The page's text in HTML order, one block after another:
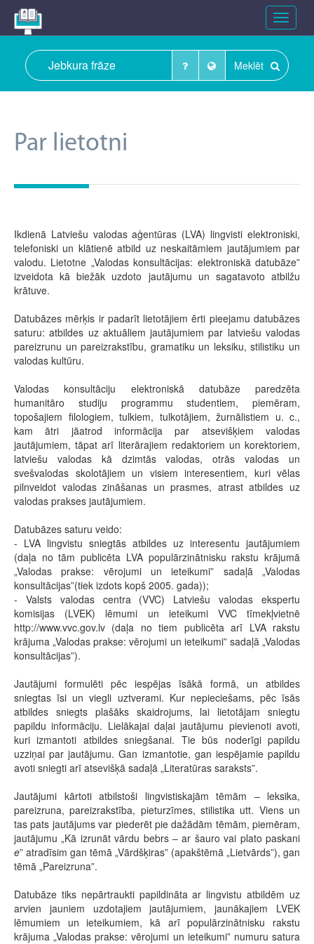
Toggle
Meklēt
Par lietotni
Ikdienā Latviešu valodas aģentūras (LVA) lingvisti elektroniski,
telefoniski un klātienē atbild uz neskaitāmiem jautājumiem par
valodu. Lietotne „Valodas konsultācijas: elektroniskā datubāze”
izveidota kā biežāk uzdoto jautājumu un sagatavoto atbilžu
krātuve.
Datubāzes mērķis ir padarīt lietotājiem ērti pieejamu datubāzes
saturu: atbildes uz aktuāliem jautājumiem par latviešu valodas
pareizrunu un pareizrakstību, gramatiku un leksiku, stilistiku un
valodas kultūru.
Valodas konsultāciju elektroniskā datubāze paredzēta
humanitāro studiju programmu studentiem, piemēram,
topošajiem filologiem, tulkiem, tulkotājiem, žurnālistiem u. c.,
kam ātri jāatrod informācija par atsevišķiem valodas
jautājumiem, tāpat arī literārajiem redaktoriem un korektoriem,
latviešu valodas kā dzimtās valodas, otrās valodas un
svešvalodas skolotājiem un visiem interesentiem, kuri vēlas
pilnveidot valodas zināšanas un prasmes, atrast atbildes uz
valodas prakses jautājumiem.
Datubāzes saturu veido:
- LVA lingvistu sniegtās atbildes uz interesentu jautājumiem
(daļa no tām publicēta LVA populārzinātnisku rakstu krājumā
„Valodas prakse: vērojumi un ieteikumi” sadaļā „Valodas
konsultācijas”(tiek izdots kopš 2005. gada));
- Valsts valodas centra (VVC) Latviešu valodas ekspertu
komisijas (LVEK) lēmumi un ieteikumi VVC tīmekļvietnē
http://www.vvc.gov.lv (daļa no tiem publicēta arī LVA rakstu
krājuma „Valodas prakse: vērojumi un ieteikumi” sadaļā „Valodas
konsultācijas”).
Jautājumi formulēti pēc iespējas īsākā formā, un atbildes
sniegtas īsi un viegli uztverami. Kur nepieciešams, pēc īsās
atbildes sniegts plašāks skaidrojums, lai lietotājam sniegtu
papildu informāciju. Lielākajai daļai jautājumu pievienoti avoti,
kuri izmantoti atbildes sniegšanai. Tie būs noderīgi papildu
uzziņai par jautājumu. Gan izmantotie, gan iespējamie papildu
avoti sniegti arī atsevišķā sadaļā „Literatūras saraksts”.
Jautājumi kārtoti atbilstoši lingvistiskajām tēmām – leksika,
pareizruna, pareizrakstība, pieturzīmes, stilistika utt. Viens un
tas pats jautājums var piederēt pie dažādām tēmām, piemēram,
jautājumu „Kā izrunāt vārdu bebrs – ar šauro vai plato paskani
e” atradīsim gan tēmā „Vārdšķiras” (apakštēmā „Lietvārds”), gan
tēmā „Pareizruna”.
Datubāze tiks nepārtraukti papildināta ar lingvistu atbildēm uz
arvien jauniem uzdotajiem jautājumiem, jaunākajiem LVEK
lēmumiem un ieteikumiem, kā arī populārzinātnisku rakstu
krājuma „Valodas prakse: vērojumi un ieteikumi” numuru satura